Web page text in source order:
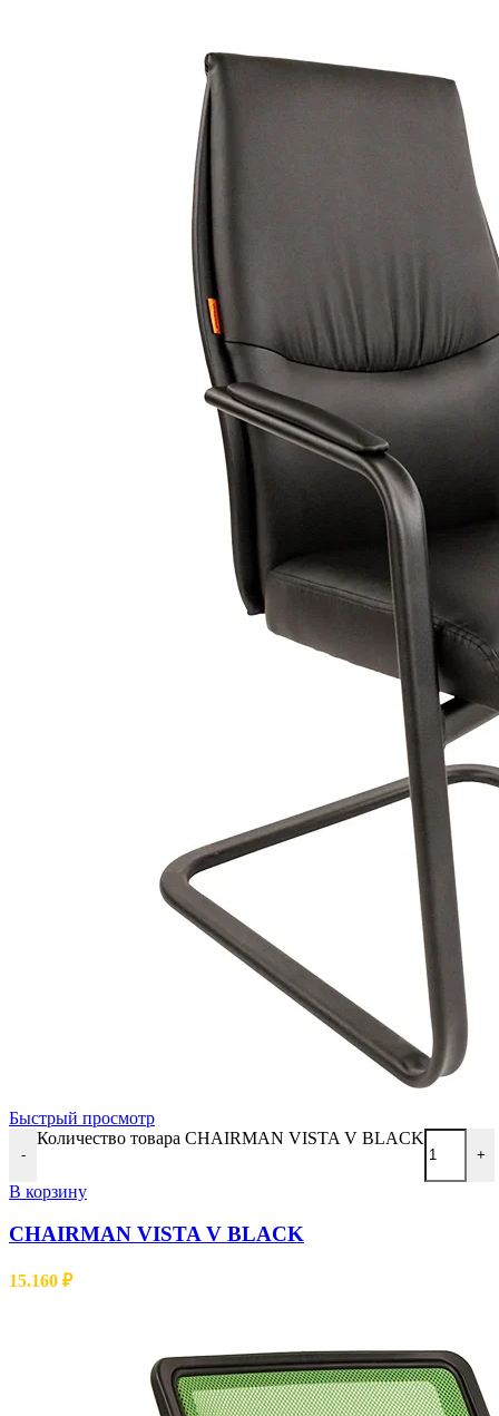
Быстрый просмотр
-
Количество товара CHAIRMAN VISTA V BLACK
+
В корзину
CHAIRMAN VISTA V BLACK
15.160 ₽